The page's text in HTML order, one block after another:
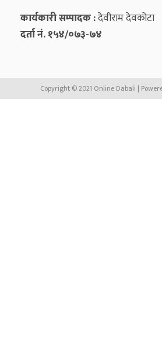
कार्यकारी सम्पादक :देवीराम देवकोटा
दर्ता नं. १५४/०७३-७४
Copyright © 2021 Online Dabali |